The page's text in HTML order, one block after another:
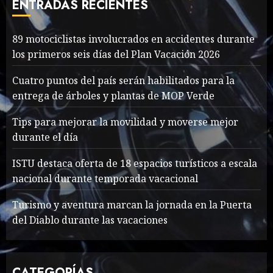
7
MAYO 14, 2024 1003
1
89 motociclistas
involucrados en
accidentes durante los
primeros seis días del Plan
Vacación 2026
AGOSTO 7, 2026 36
2
Searching for the
forgotten heroes of World
War Two
MAYO 14, 2024 860
ENTRADAS RECIENTES
89 motociclistas involucrados en accidentes durante
los primeros seis días del Plan Vacación 2026
Cuatro puntos del país serán habilitados para la
entrega de árboles y plantas de MOP Verde
Tips para mejorar la movilidad y moverse mejor
durante el día
ISTU destaca oferta de 18 espacios turísticos a escala
nacional durante temporada vacacional
Turismo y aventura marcan la jornada en la Puerta
del Diablo durante las vacaciones